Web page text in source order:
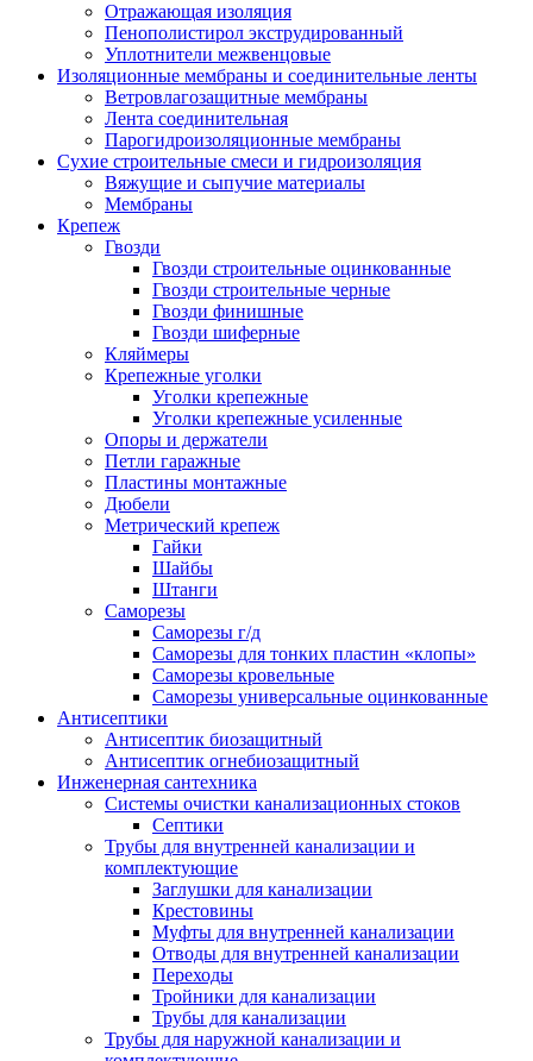
Отражающая изоляция
Пенополистирол экструдированный
Уплотнители межвенцовые
Изоляционные мембраны и соединительные ленты
Ветровлагозащитные мембраны
Лента соединительная
Парогидроизоляционные мембраны
Сухие строительные смеси и гидроизоляция
Вяжущие и сыпучие материалы
Мембраны
Крепеж
Гвозди
Гвозди строительные оцинкованные
Гвозди строительные черные
Гвозди финишные
Гвозди шиферные
Кляймеры
Крепежные уголки
Уголки крепежные
Уголки крепежные усиленные
Опоры и держатели
Петли гаражные
Пластины монтажные
Дюбели
Метрический крепеж
Гайки
Шайбы
Штанги
Саморезы
Саморезы г/д
Саморезы для тонких пластин «клопы»
Саморезы кровельные
Саморезы универсальные оцинкованные
Антисептики
Антисептик биозащитный
Антисептик огнебиозащитный
Инженерная сантехника
Системы очистки канализационных стоков
Септики
Трубы для внутренней канализации и
комплектующие
Заглушки для канализации
Крестовины
Муфты для внутренней канализации
Отводы для внутренней канализации
Переходы
Тройники для канализации
Трубы для канализации
Трубы для наружной канализации и